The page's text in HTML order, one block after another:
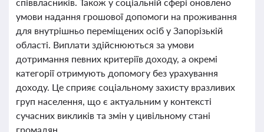
умови надання грошової допомоги на проживання
для внутрішньо переміщених осіб у Запорізькій
області. Виплати здійснюються за умови
дотримання певних критеріїв доходу, а окремі
категорії отримують допомогу без урахування
доходу. Це сприяє соціальному захисту вразливих
груп населення, що є актуальним у контексті
сучасних викликів та змін у цивільному стані
громадян.